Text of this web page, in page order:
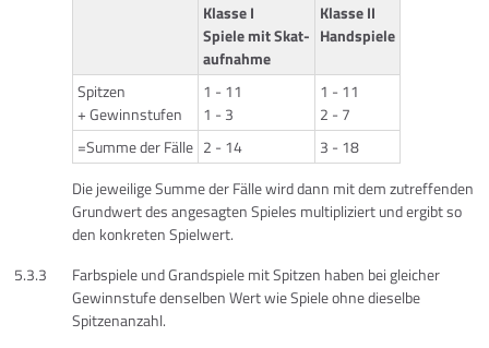
Klasse I
Spiele mit Skat-
aufnahme
Klasse II
Handspiele
Spitzen
+ Gewinnstufen
1 - 11
1 - 3
1 - 11
2 - 7
=Summe der Fälle 2 - 14
3 - 18
Die jeweilige Summe der Fälle wird dann mit dem zutreffenden
Grundwert des angesagten Spieles multipliziert und ergibt so
den konkreten Spielwert.
5.3.3
Farbspiele und Grandspiele mit Spitzen haben bei gleicher
Gewinnstufe denselben Wert wie Spiele ohne dieselbe
Spitzenanzahl.